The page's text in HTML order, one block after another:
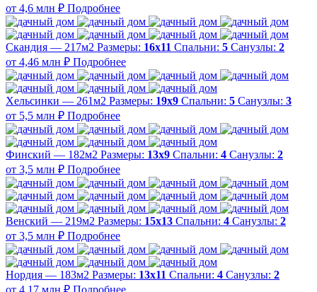
от 4,6 млн ₽ Подробнее
Скандия — 217м2 Размеры: 16х11 Спальни: 5 Санузлы: 2
от 4,46 млн ₽ Подробнее
Хельсинки — 261м2 Размеры: 19х9 Спальни: 5 Санузлы: 3
от 5,5 млн ₽ Подробнее
Финский — 182м2 Размеры: 13х9 Спальни: 4 Санузлы: 2
от 3,5 млн ₽ Подробнее
Венский — 219м2 Размеры: 15х13 Спальни: 4 Санузлы: 2
от 3,5 млн ₽ Подробнее
Нордия — 183м2 Размеры: 13х11 Спальни: 4 Санузлы: 2
от 4,17 млн ₽ Подробнее